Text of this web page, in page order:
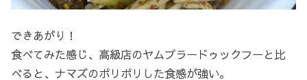
できあがり！
食べてみた感じ、高級店のヤムプラードゥックフーと比
べると、ナマズのポリポリした食感が強い。